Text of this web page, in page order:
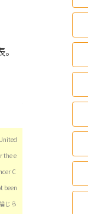
the e
C
been
じら